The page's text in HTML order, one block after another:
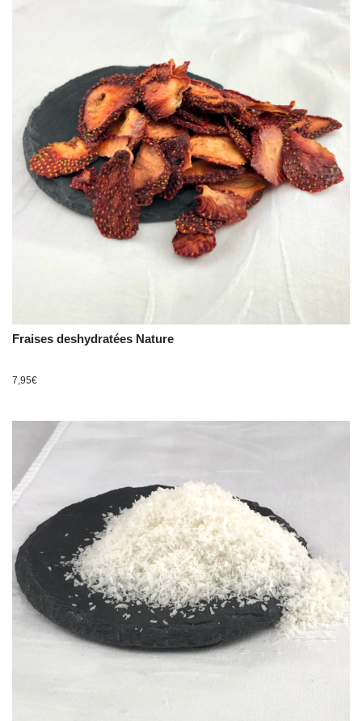
Fraises deshydratées Nature
7,95€